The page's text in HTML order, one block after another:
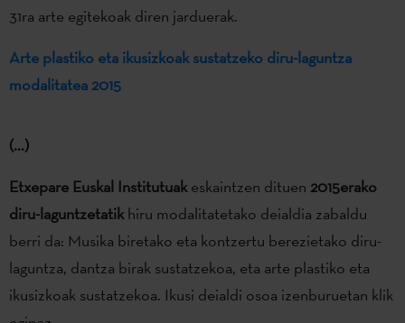
31ra arte egitekoak diren jarduerak.
Arte plastiko eta ikusizkoak sustatzeko diru-laguntza
modalitatea 2015
(...)
Etxepare Euskal Institutuakeskaintzen dituen 2015erako
diru-laguntzetatikhiru modalitatetako deialdia zabaldu
berri da: Musika biretako eta kontzertu berezietako diru-
laguntza, dantza birak sustatzekoa, eta arte plastiko eta
ikusizkoak sustatzekoa. Ikusi deialdi osoa izenburuetan klik